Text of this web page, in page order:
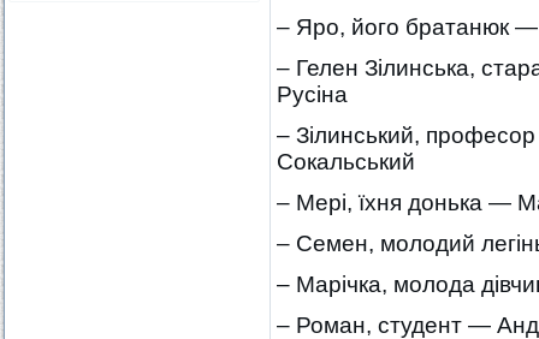
– Яро, його братанюк
– Гелен Зілинська,
Русіна
– Зілинський, професор
Сокальський
– Мері, їхня донька —
– Семен, молодий
– Марічка, молода
– Роман, студент —